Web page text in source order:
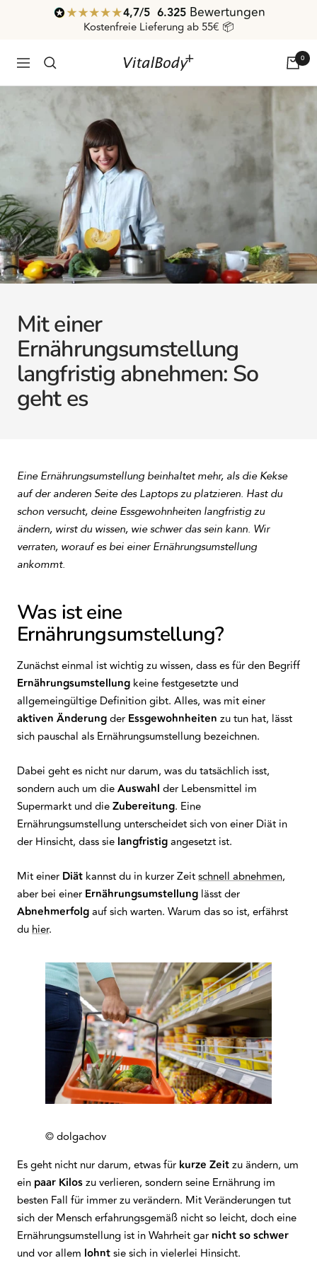
4,7/ 5 6.325 Bewertungen
Kostenfreie Lieferung ab 55€ 📦
Navigation VitalBodyPLUS.de 0
Mit einer
Ernährungsumstellung
langfristig abnehmen: So
geht es
Eine Ernährungsumstellung beinhaltet mehr, als die Kekse
auf der anderen Seite des Laptops zu platzieren. Hast du
schon versucht, deine Essgewohnheiten langfristig zu
ändern, wirst du wissen, wie schwer das sein kann. Wir
verraten, worauf es bei einer Ernährungsumstellung
ankommt.
Was ist eine
Ernährungsumstellung?
Zunächst einmal ist wichtig zu wissen, dass es für den Begriff
Ernährungsumstellung keine festgesetzte und
allgemeingültige Definition gibt. Alles, was mit einer
aktiven Änderungder Essgewohnheiten zu tun hat, lässt
sich pauschal als Ernährungsumstellung bezeichnen.
Dabei geht es nicht nur darum, was du tatsächlich isst,
sondern auch um dieAuswahl der Lebensmittel im
Supermarkt und dieZubereitung. Eine
Ernährungsumstellung unterscheidet sich von einer Diät in
der Hinsicht, dass sie langfristigangesetzt ist.
Mit einer Diät kannst du in kurzer Zeitschnell abnehmen,
aber bei einer Ernährungsumstellung lässt der
Abnehmerfolgauf sich warten. Warum das so ist, erfährst
duhier.
© dolgachov
Es geht nicht nur darum, etwas für kurze Zeitzu ändern, um
ein paar Kiloszu verlieren, sondern seine Ernährung im
besten Fall für immer zu verändern. Mit Veränderungen tut
sich der Mensch erfahrungsgemäß nicht so leicht, doch eine
Ernährungsumstellung ist in Wahrheit gar nichtsoschwer
und vor allem lohntsie sich in vielerlei Hinsicht.